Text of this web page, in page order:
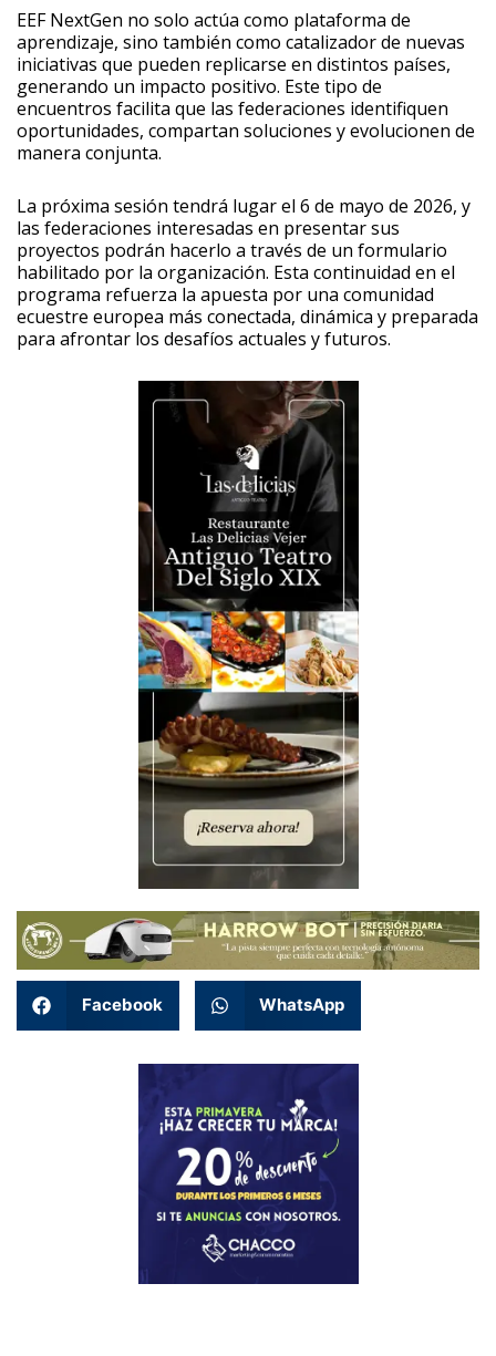
EEF NextGen no solo actúa como plataforma de
aprendizaje, sino también como catalizador de nuevas
iniciativas que pueden replicarse en distintos países,
generando un impacto positivo. Este tipo de
encuentros facilita que las federaciones identifiquen
oportunidades, compartan soluciones y evolucionen de
manera conjunta.
La próxima sesión tendrá lugar el 6 de mayo de 2026, y
las federaciones interesadas en presentar sus
proyectos podrán hacerlo a través de un formulario
habilitado por la organización. Esta continuidad en el
programa refuerza la apuesta por una comunidad
ecuestre europea más conectada, dinámica y preparada
para afrontar los desafíos actuales y futuros.
Facebook WhatsApp